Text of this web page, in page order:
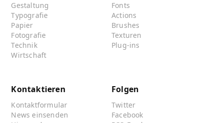
Gestaltung
Typografie
Papier
Fotografie
Technik
Wirtschaft
Fonts
Actions
Brushes
Texturen
Plug-ins
Kontaktieren
Kontaktformular
News einsenden
Folgen
Twitter
Facebook